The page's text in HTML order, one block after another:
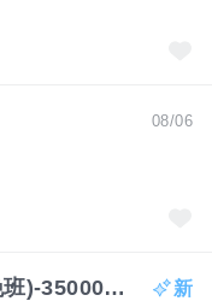
08/06
高雄(中區)-(新興區)生活秘書(晚班)-35000-36000元/週休二日、國定假日排休-趙經理